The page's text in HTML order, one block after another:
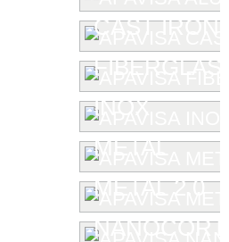
CAST IRON
INOX
METAL
METAL 2.0